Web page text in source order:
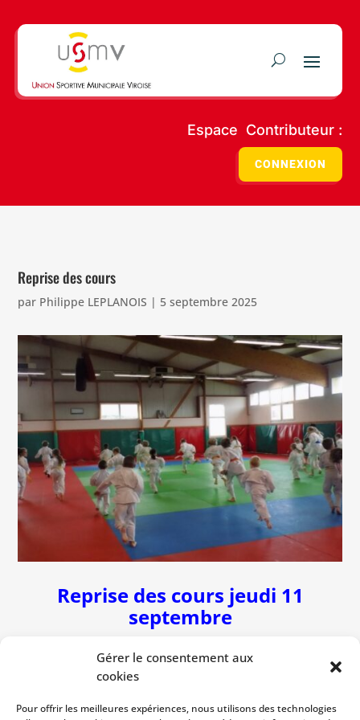
Gérer le consentement aux
cookies
Pour offrir les meilleures expériences, nous utilisons des technologies
Espace Contributeur :
CONNEXION
Reprise des cours
par Philippe LEPLANOIS | 5 septembre 2025
Reprise des cours jeudi 11
septembre
17h15 à 18h pour les 2020/2021
18h à 19h pour les
2019/2018/2017